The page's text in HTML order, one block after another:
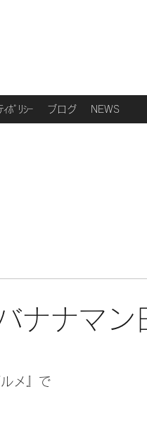
ｨﾎﾟﾘｼｰ ブログ NEWS
ナナマン
メ』で